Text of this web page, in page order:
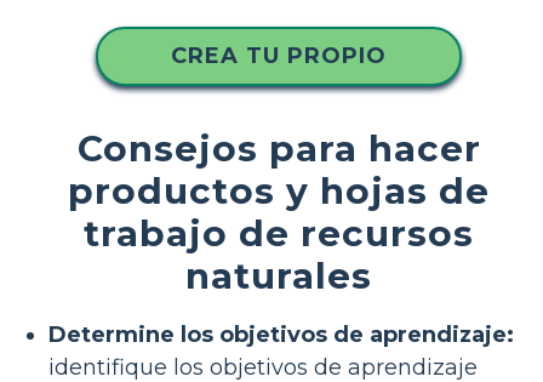
CREA TU PROPIO
Consejos para hacer
productos y hojas de
trabajo de recursos
naturales
Determine los objetivos de aprendizaje:
identifique los objetivos de aprendizaje